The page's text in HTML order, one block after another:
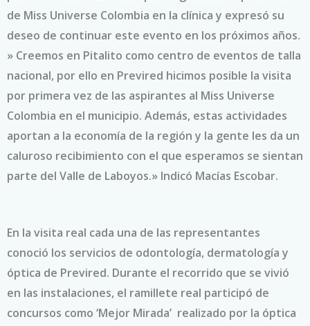
de Miss Universe Colombia en la clínica y expresó su
deseo de continuar este evento en los próximos años.
» Creemos en Pitalito como centro de eventos de talla
nacional, por ello en Previred hicimos posible la visita
por primera vez de las aspirantes al Miss Universe
Colombia en el municipio. Además, estas actividades
aportan a la economía de la región y la gente les da un
caluroso recibimiento con el que esperamos se sientan
parte del Valle de Laboyos.» Indicó Macías Escobar.
En la visita real cada una de las representantes
conoció los servicios de odontología, dermatología y
óptica de Previred. Durante el recorrido que se vivió
en las instalaciones, el ramillete real participó de
concursos como ‘Mejor Mirada’ realizado por la óptica